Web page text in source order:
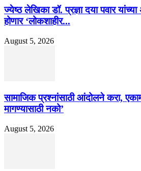
ज्येष्ठ लेखिका डॉ. प्रज्ञा दया पवार
होणार ‘लोकशाहीर...
August 5, 2026
सामाजिक प्रश्नांसाठी आंदोलने करा,
मागण्यासाठी नको’
August 5, 2026